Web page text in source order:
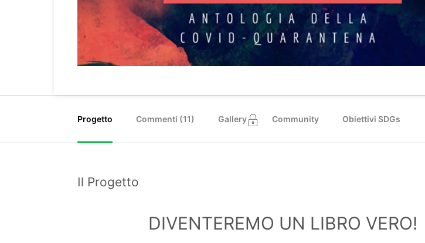
Progetto Commenti (11) Gallery Community Obiettivi SDGs
Il Progetto
DIVENTEREMO UN LIBRO VERO!